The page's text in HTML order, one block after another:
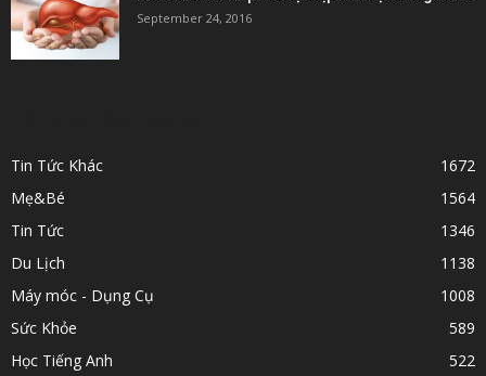
September 24, 2016
Tin Tức Khác
1672
Mẹ&Bé
1564
Tin Tức
1346
Du Lịch
1138
Máy móc - Dụng Cụ
1008
Sức Khỏe
589
Học Tiếng Anh
522